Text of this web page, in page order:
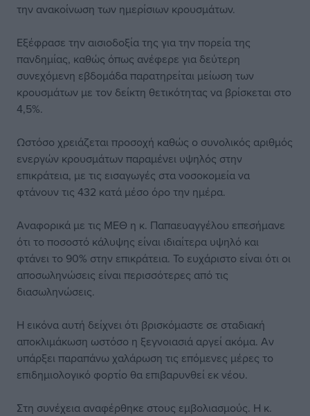
την ανακοίνωση των ημερίσιων κρουσμάτων.
Εξέφρασε την αισιοδοξία της για την πορεία της
πανδημίας, καθώς όπως ανέφερε για δεύτερη
συνεχόμενη εβδομάδα παρατηρείται μείωση των
κρουσμάτων με τον δείκτη θετικότητας να βρίσκεται στο
4,5%.
Ωστόσο χρειάζεται προσοχή καθώς ο συνολικός αριθμός
ενεργών κρουσμάτων παραμένει υψηλός στην
επικράτεια, με τις εισαγωγές στα νοσοκομεία να
φτάνουν τις 432 κατά μέσο όρο την ημέρα.
Αναφορικά με τις ΜΕΘ η κ. Παπαευαγγέλου επεσήμανε
ότι το ποσοστό κάλυψης είναι ιδιαίτερα υψηλό και
φτάνει το 90% στην επικράτεια. Το ευχάριστο είναι ότι οι
αποσωληνώσεις είναι περισσότερες από τις
διασωληνώσεις.
Η εικόνα αυτή δείχνει ότι βρισκόμαστε σε σταδιακή
αποκλιμάκωση ωστόσο η ξεγνοιασιά αργεί ακόμα. Αν
υπάρξει παραπάνω χαλάρωση τις επόμενες μέρες το
επιδημιολογικό φορτίο θα επιβαρυνθεί εκ νέου.
Στη συνέχεια αναφέρθηκε στους εμβολιασμούς. Η κ.